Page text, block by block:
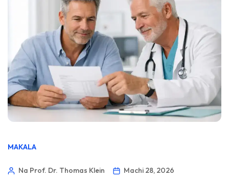
MAKALA
Na Prof. Dr. Thomas Klein
Machi 28, 2026